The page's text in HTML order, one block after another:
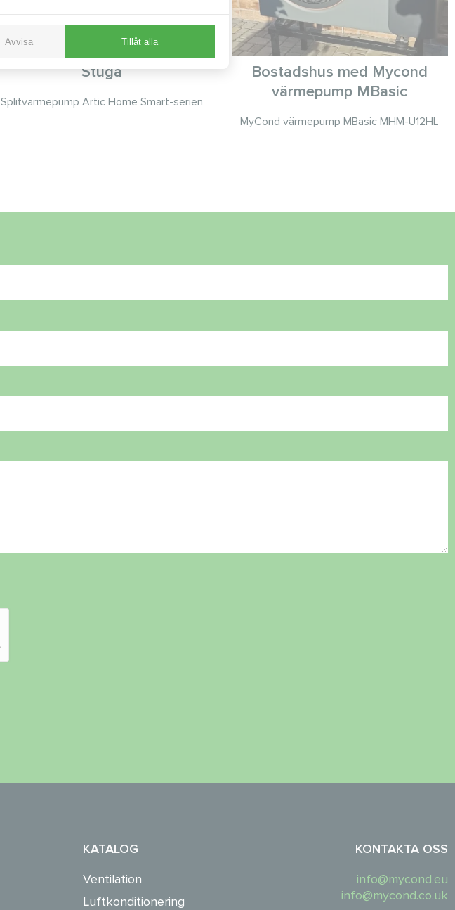
Stuga
Splitvärmepump Artic Home Smart-serien
Bostadshus med Mycond
värmepump MBasic
MyCond värmepump MBasic MHM-U12HL
KATALOG
Ventilation
Luftkonditionering
KONTAKTA OSS
info@mycond.eu
info@mycond.co.uk
Avvisa Tillåt alla